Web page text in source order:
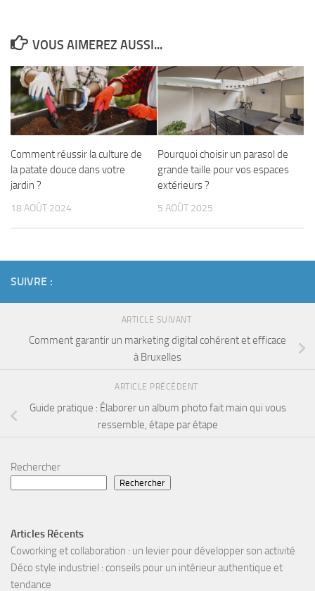
VOUS AIMEREZ AUSSI...
Comment réussir la culture de
la patate douce dans votre
jardin ?
18 AOÛT 2024
Pourquoi choisir un parasol de
grande taille pour vos espaces
extérieurs ?
5 AOÛT 2025
SUIVRE :
ARTICLE SUIVANT
Comment garantir un marketing digital cohérent et efficace
à Bruxelles
ARTICLE PRÉCÉDENT
Guide pratique : Élaborer un album photo fait main qui vous
ressemble, étape par étape
Rechercher
Rechercher
Articles Récents
Coworking et collaboration : un levier pour développer son activité
Déco style industriel : conseils pour un intérieur authentique et
tendance